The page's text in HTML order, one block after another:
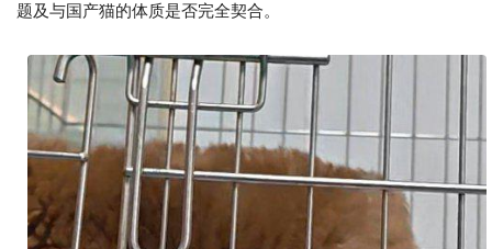
题及与国产猫的体质是否完全契合。